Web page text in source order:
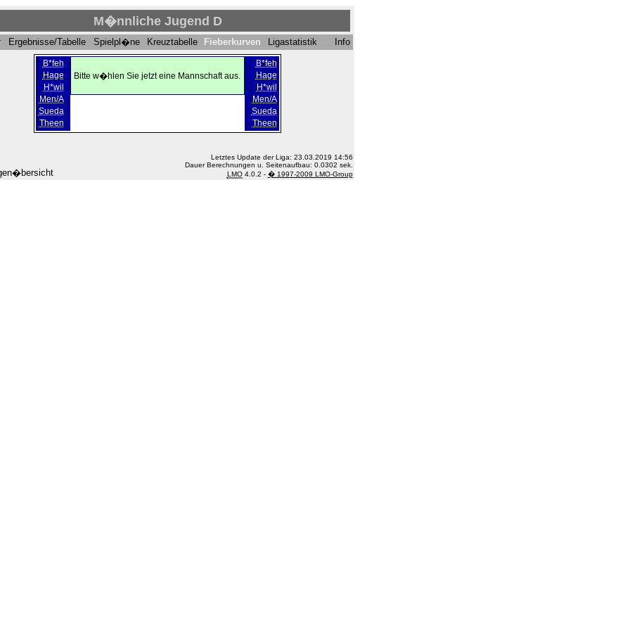
M�nnliche Jugend D
Ergebnisse/Tabelle Spielpl�ne Kreuztabelle Fieberkurven Ligastatistik Info
B*feh
Hage
H*wil
Men/A
Sueda
Theen
Bitte w�hlen Sie jetzt eine Mannschaft aus.
B*feh
Hage
H*wil
Men/A
Sueda
Theen
Letztes Update der Liga: 23.03.2019 14:56
Dauer Berechnungen u. Seitenaufbau: 0.0302 sek.
LMO4.0.2 - � 1997-2009 LMO-Group